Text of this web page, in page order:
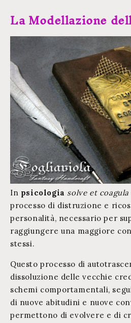
La Modellazione
In psicologia solve et coagula
processo di distruzione e
personalità, necessario per
raggiungere una maggiore
stessi.
Questo processo di
dissoluzione delle vecchie
schemi comportamentali,
di nuove abitudini e nuove
permettono di evolvere e di